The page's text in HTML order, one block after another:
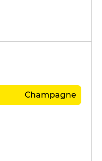
Champagne